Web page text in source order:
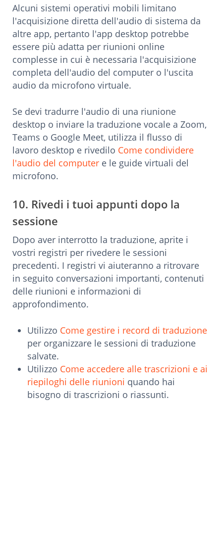
Alcuni sistemi operativi mobili limitano
l'acquisizione diretta dell'audio di sistema da
altre app, pertanto l'app desktop potrebbe
essere più adatta per riunioni online
complesse in cui è necessaria l'acquisizione
completa dell'audio del computer o l'uscita
audio da microfono virtuale.
Se devi tradurre l'audio di una riunione
desktop o inviare la traduzione vocale a Zoom,
Teams o Google Meet, utilizza il flusso di
lavoro desktop e rivedilo Come condividere
l'audio del computer e le guide virtuali del
microfono.
10. Rivedi i tuoi appunti dopo la
sessione
Dopo aver interrotto la traduzione, aprite i
vostri registri per rivedere le sessioni
precedenti. I registri vi aiuteranno a ritrovare
in seguito conversazioni importanti, contenuti
delle riunioni e informazioni di
approfondimento.
Utilizzo Come gestire i record di traduzione
per organizzare le sessioni di traduzione
salvate.
Utilizzo Come accedere alle trascrizioni e ai
riepiloghi delle riunioni quando hai
bisogno di trascrizioni o riassunti.